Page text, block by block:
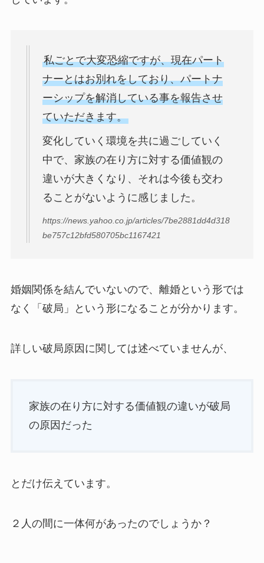
私ごとで大変恐縮ですが、現在パート
ナーとはお別れをしており、パートナ
ーシップを解消している事を報告させ
ていただきます。
変化していく環境を共に過ごしていく
中で、家族の在り方に対する価値観の
違いが大きくなり、それは今後も交わ
ることがないように感じました。
https://news.yahoo.co.jp/articles/7be2881dd4d318
be757c12bfd580705bc1167421
婚姻関係を結んでいないので、離婚という形では
なく「破局」という形になることが分かります。
詳しい破局原因に関しては述べていませんが、
家族の在り方に対する価値観の違いが破局
の原因だった
とだけ伝えています。
２人の間に一体何があったのでしょうか？